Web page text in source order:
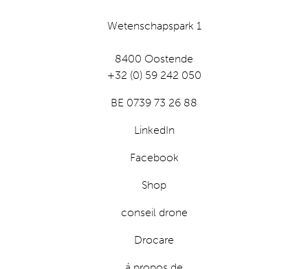
Wetenschapspark 1
8400 Oostende
+32 (0) 59 242 050
BE 0739 73 26 88
LinkedIn
Facebook
Shop
conseil drone
Drocare